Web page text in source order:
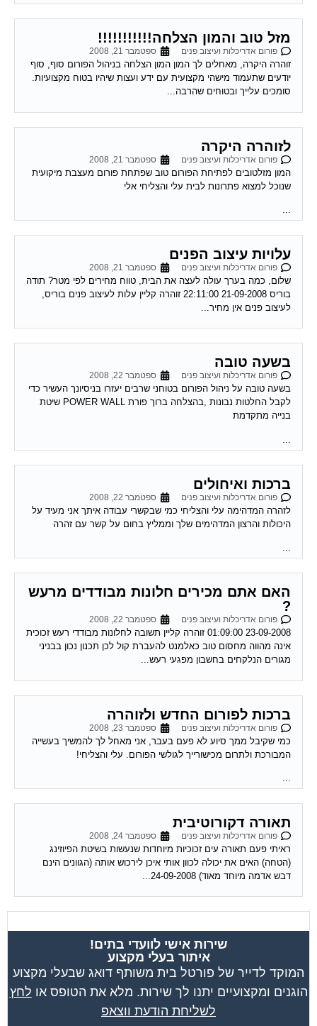
מזל טוב והמון הצלחה!!!!!!!!!!!
פורום אדריכלות ועיצוב פנים ספטמבר 21, 2008
זוהרה היקרה, מאחלים לך המון המון הצלחה בניהול הפורום סוף, סוף
יודעים שתעמוד מישהי מקצועית עם ידע ועצות שיהיו בטוח מקצועיות.
סומכים עלייך ובטוחים שהרבה...
לזוהרה היקרה
פורום אדריכלות ועיצוב פנים ספטמבר 21, 2008
המון מזלטובים לפתיחת הפורום טוב שפתחת פורום מעצבת מיקועית
שנוכל למצוא פתרונות לבית עלי והצליחי אלי
...
עלויות עיצוב הפנים
פורום אדריכלות ועיצוב פנים ספטמבר 21, 2008
שלום, כמה בערך עולה לעצה את הבית, טווח מחירים לפי מטר? תודה
בוריס 21-09-2008 22:11:00 זוהרה קליין עלות לעיצוב פנים בוריס,
לעיצוב פנים אין מחיר...
בשעה טובה
פורום אדריכלות ועיצוב פנים ספטמבר 22, 2008
בשעה טובה על ניהול הפורום בטוחני שרבים יעזרו בניסיונך העשיר כדי
לקבל החלטות נבונות ,בהצלחה ברוך פורת POWER WALL שיטת
בנייה מתקדמת
ברכות ואיחולים
פורום אדריכלות ועיצוב פנים ספטמבר 22, 2008
לזהרה המדהימה עלי והצליחי כמי שבקשרי עבודה איתך אני מעיד על
היכולות והרצון המדהימים שלך וממליץ בחום על קשר עם זהרה
...
האם אתם מכירים חלונות מבודדים מרעש
?
פורום אדריכלות ועיצוב פנים ספטמבר 22, 2008
23-09-2008 01:09:00 זוהרה קליין תשובה לחלונות מבודדי רעש זכוכית
אינה מהווה מחסום טוב כאלמנט להעברת קול לכן תכנון נכון בבניני
מגורים הנלקחים בחשבון מפגעי רעש...
ברכות לפורום החדש ולזוהרה
פורום אדריכלות ועיצוב פנים ספטמבר 23, 2008
כמי שקיבל ממך סיוע לא פעם בעבר, אני מאחל לך להמשיך בעשייה
המבורכת ולתרום מכישורייך לגולשי הפורום. עלי והצליחי!
...
תאורה דקורוטיבית
פורום אדריכלות ועיצוב פנים ספטמבר 24, 2008
ראיתי פעם תאורה עים זכוכיות מיוחדות שנעשות בשיטת הפיוזינג
(הטחה) האים את יכולה לכוון אותי איכן לירכוש אותה (הגוונים הינם
דבש אדמה מיוחד מאוד) 24-09-2008...
שירות אישי לוועדי בתים!
איתור בעלי מקצוע
המוקד לדייר של פורטל בית משותף דואג שבעלי מקצוע
הוגנים ומקצועיים יתנו לך שירות. מלא את הטופס או לחץ
לשליחת הודעת ווצאפ